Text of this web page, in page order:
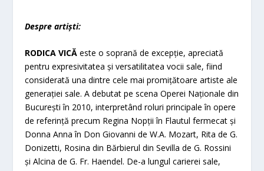
Despre artiști:
RODICA VICĂ este o soprană de excepție, apreciată
pentru expresivitatea și versatilitatea vocii sale, fiind
considerată una dintre cele mai promițătoare artiste ale
generației sale. A debutat pe scena Operei Naționale din
București în 2010, interpretând roluri principale în opere
de referință precum Regina Nopții în Flautul fermecat și
Donna Anna în Don Giovanni de W.A. Mozart, Rita de G.
Donizetti, Rosina din Bărbierul din Sevilla de G. Rossini
și Alcina de G. Fr. Haendel. De-a lungul carierei sale,